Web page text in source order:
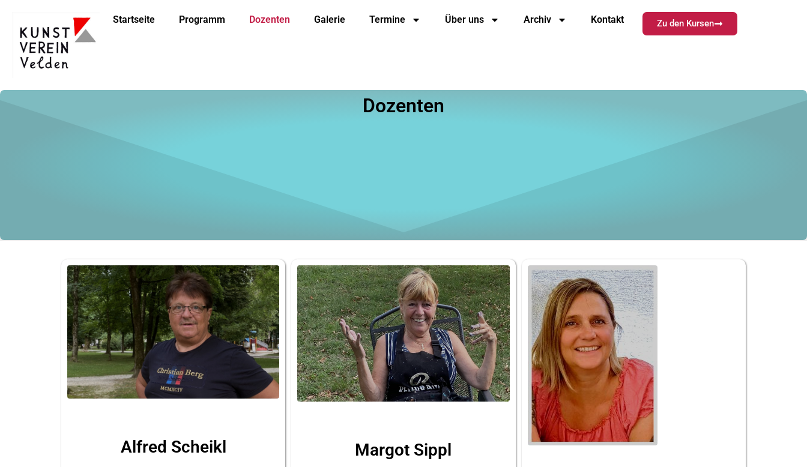
Startseite Programm Dozenten Galerie Termine Über uns Archiv Kontakt Zu den Kursen
Dozenten
Alfred Scheikl Margot Sippl